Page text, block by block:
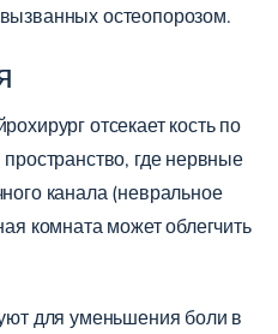
остеопорозом.
отсекает кость по
где нервные
канала (невральное
комната может облегчить
для уменьшения боли в